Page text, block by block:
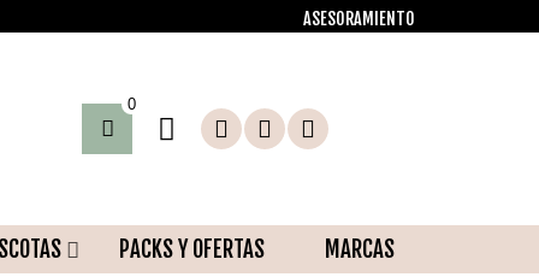
ASESORAMIENTO
0
PACKS Y OFERTAS MARCAS